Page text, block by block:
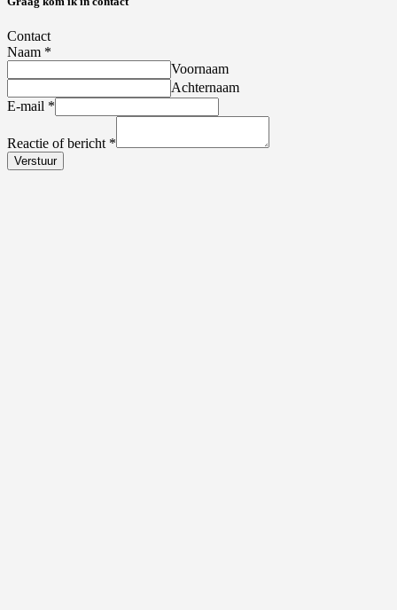
Contact
Naam *
Voornaam
Achternaam
E-mail *
Reactie of bericht *
Verstuur